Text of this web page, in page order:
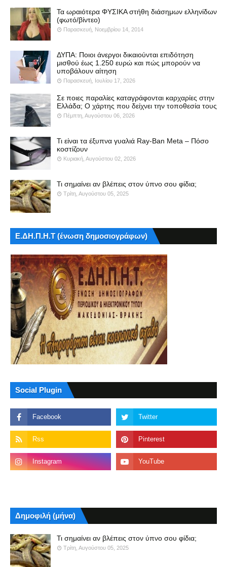
Τα ωραιότερα ΦΥΣΙΚΑ στήθη διάσημων ελληνίδων
(φωτό/βίντεο)
Παρασκευή, Νοεμβρίου 14, 2014
ΔΥΠΑ: Ποιοι άνεργοι δικαιούνται επιδότηση
μισθού έως 1.250 ευρώ και πώς μπορούν να
υποβάλουν αίτηση
Παρασκευή, Ιουλίου 17, 2026
Σε ποιες παραλίες καταγράφονται καρχαρίες στην
Ελλάδα; Ο χάρτης που δείχνει την τοποθεσία τους
Πέμπτη, Αυγούστου 06, 2026
Τι είναι τα έξυπνα γυαλιά Ray-Ban Meta – Πόσο
κοστίζουν
Κυριακή, Αυγούστου 02, 2026
Τι σημαίνει αν βλέπεις στον ύπνο σου φίδια;
Τρίτη, Αυγούστου 05, 2025
Ε.ΔΗ.Π.Η.Τ (ένωση δημοσιογράφων)
Social Plugin
Δημοφιλή (μήνα)
Τι σημαίνει αν βλέπεις στον ύπνο σου φίδια;
Τρίτη, Αυγούστου 05, 2025